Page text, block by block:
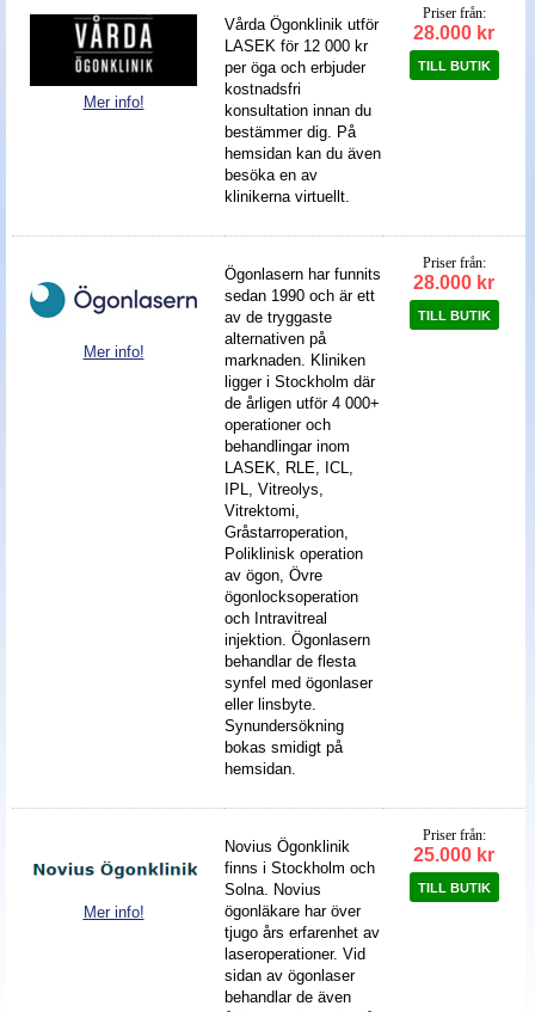
Mer info!
Vårda Ögonklinik utför
LASEK för 12 000 kr
per öga och erbjuder
kostnadsfri
konsultation innan du
bestämmer dig. På
hemsidan kan du även
besöka en av
klinikerna virtuellt.
Priser från:
28.000 kr
TILL BUTIK
Mer info!
Ögonlasern har funnits
sedan 1990 och är ett
av de tryggaste
alternativen på
marknaden. Kliniken
ligger i Stockholm där
de årligen utför 4 000+
operationer och
behandlingar inom
LASEK, RLE, ICL,
IPL, Vitreolys,
Vitrektomi,
Gråstarroperation,
Poliklinisk operation
av ögon, Övre
ögonlocksoperation
och Intravitreal
injektion. Ögonlasern
behandlar de flesta
synfel med ögonlaser
eller linsbyte.
Synundersökning
bokas smidigt på
hemsidan.
Priser från:
28.000 kr
TILL BUTIK
Mer info!
Novius Ögonklinik
finns i Stockholm och
Solna. Novius
ögonläkare har över
tjugo års erfarenhet av
laseroperationer. Vid
sidan av ögonlaser
behandlar de även
Priser från:
25.000 kr
TILL BUTIK